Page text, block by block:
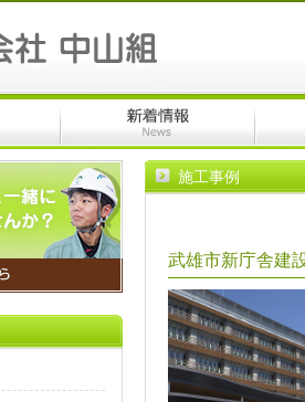
施工事例
武雄市新庁舎建